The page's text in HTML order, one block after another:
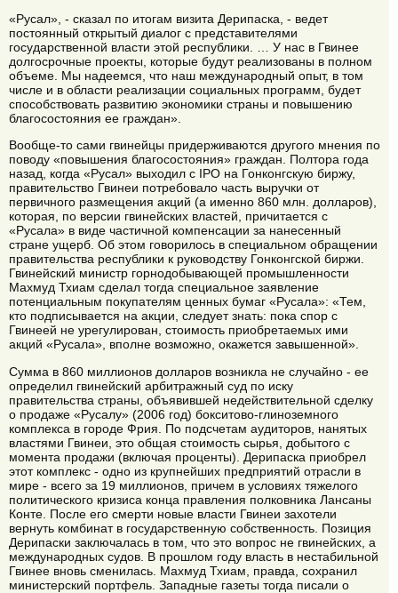
«Русал», - сказал по итогам визита Дерипаска, - ведет
постоянный открытый диалог с представителями
государственной власти этой республики. … У нас в Гвинее
долгосрочные проекты, которые будут реализованы в полном
объеме. Мы надеемся, что наш международный опыт, в том
числе и в области реализации социальных программ, будет
способствовать развитию экономики страны и повышению
благосостояния ее граждан».
Вообще-то сами гвинейцы придерживаются другого мнения по
поводу «повышения благосостояния» граждан. Полтора года
назад, когда «Русал» выходил с IPO на Гонконгскую биржу,
правительство Гвинеи потребовало часть выручки от
первичного размещения акций (а именно 860 млн. долларов),
которая, по версии гвинейских властей, причитается с
«Русала» в виде частичной компенсации за нанесенный
стране ущерб. Об этом говорилось в специальном обращении
правительства республики к руководству Гонконгской биржи.
Гвинейский министр горнодобывающей промышленности
Махмуд Тхиам сделал тогда специальное заявление
потенциальным покупателям ценных бумаг «Русала»: «Тем,
кто подписывается на акции, следует знать: пока спор с
Гвинеей не урегулирован, стоимость приобретаемых ими
акций «Русала», вполне возможно, окажется завышенной».
Сумма в 860 миллионов долларов возникла не случайно - ее
определил гвинейский арбитражный суд по иску
правительства страны, объявившей недействительной сделку
о продаже «Русалу» (2006 год) бокситово-глиноземного
комплекса в городе Фрия. По подсчетам аудиторов, нанятых
властями Гвинеи, это общая стоимость сырья, добытого с
момента продажи (включая проценты). Дерипаска приобрел
этот комплекс - одно из крупнейших предприятий отрасли в
мире - всего за 19 миллионов, причем в условиях тяжелого
политического кризиса конца правления полковника Лансаны
Конте. После его смерти новые власти Гвинеи захотели
вернуть комбинат в государственную собственность. Позиция
Дерипаски заключалась в том, что это вопрос не гвинейских, а
международных судов. В прошлом году власть в нестабильной
Гвинее вновь сменилась. Махмуд Тхиам, правда, сохранил
министерский портфель. Западные газеты тогда писали о